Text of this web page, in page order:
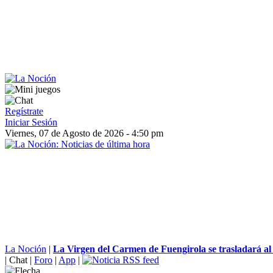
Regístrate
Iniciar Sesión
Viernes, 07 de Agosto de 2026 - 4:50 pm
La Noción | La Virgen del Carmen de Fuengirola se trasladará
| Chat | Foro | App |